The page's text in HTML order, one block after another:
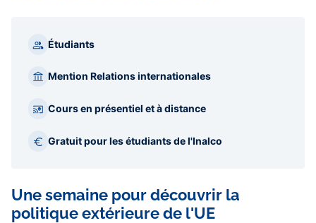
Étudiants
Mention Relations internationales
Cours en présentiel et à distance
Gratuit pour les étudiants de l'Inalco
Une semaine pour découvrir la
politique extérieure de l'UE